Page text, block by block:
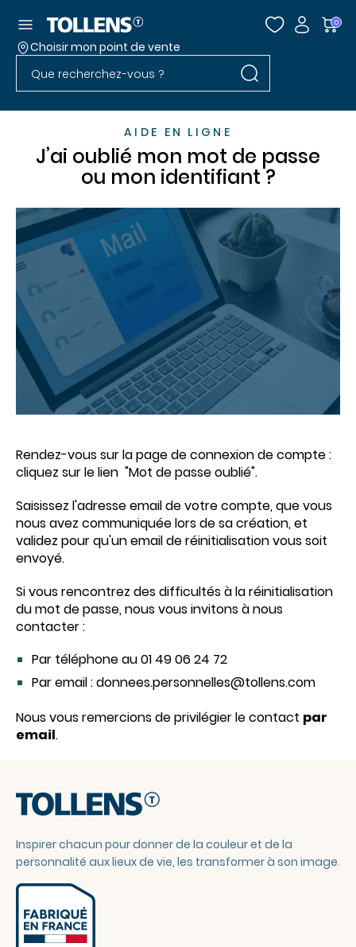
0
Passer la liste des magasins et aller au pied
Choisir mon point de vente
Rechercher dans le site Rechercher
Accéder au menu
AIDE EN LIGNE
J’ai oublié mon mot de passe
ou mon identifiant ?
Rendez-vous sur la page de connexion de compte :
cliquez sur le lien "Mot de passe oublié".
Saisissez l'adresse email de votre compte, que vous
nous avez communiquée lors de sa création, et
validez pour qu'un email de réinitialisation vous soit
envoyé.
Si vous rencontrez des difficultés à la réinitialisation
du mot de passe, nous vous invitons à nous
contacter :
Par téléphone au 01 49 06 24 72
Par email : donnees.personnelles@tollens.com
Nous vous remercions de privilégier le contact par
email.
Inspirer chacun pour donner de la couleur et de la
personnalité aux lieux de vie, les transformer à son image.